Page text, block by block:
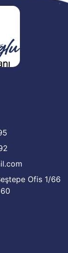
Ofis 1/66